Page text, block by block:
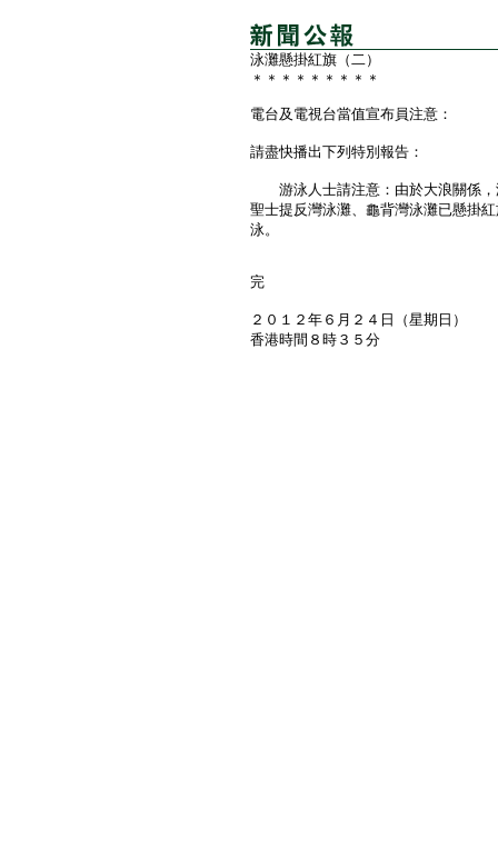
泳灘懸掛紅旗（二）
＊＊＊＊＊＊＊＊＊
電台及電視台當值宣布員注意：
請盡快播出下列特別報告：
游泳人士請注意：由於大浪關係，
聖士提反灣泳灘、龜背灣泳灘已懸掛
泳。
完
２０１２年６月２４日（星期日）
香港時間８時３５分